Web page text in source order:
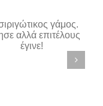
chic γάμος
στα
Τρίκαλα